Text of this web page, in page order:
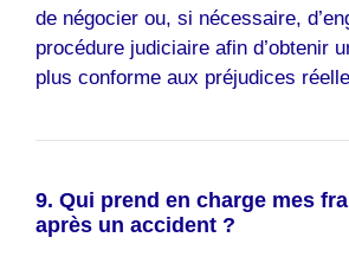
de négocier ou, si nécessaire,
procédure judiciaire afin d’obtenir
plus conforme aux préjudices
9. Qui prend en charge mes
après un accident ?